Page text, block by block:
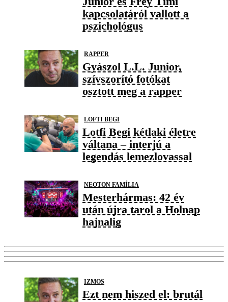
kapcsolatáról vallott a
pszichológus
RAPPER
Gyászol L.L. Junior,
szívszorító fotókat
osztott meg a rapper
LOFTI BEGI
Lotfi Begi kétlaki életre
váltana – interjú a
legendás lemezlovassal
NEOTON FAMÍLIA
Mesterhármas: 42 év
után újra tarol a Holnap
hajnalig
IZMOS
Ezt nem hiszed el: brutál